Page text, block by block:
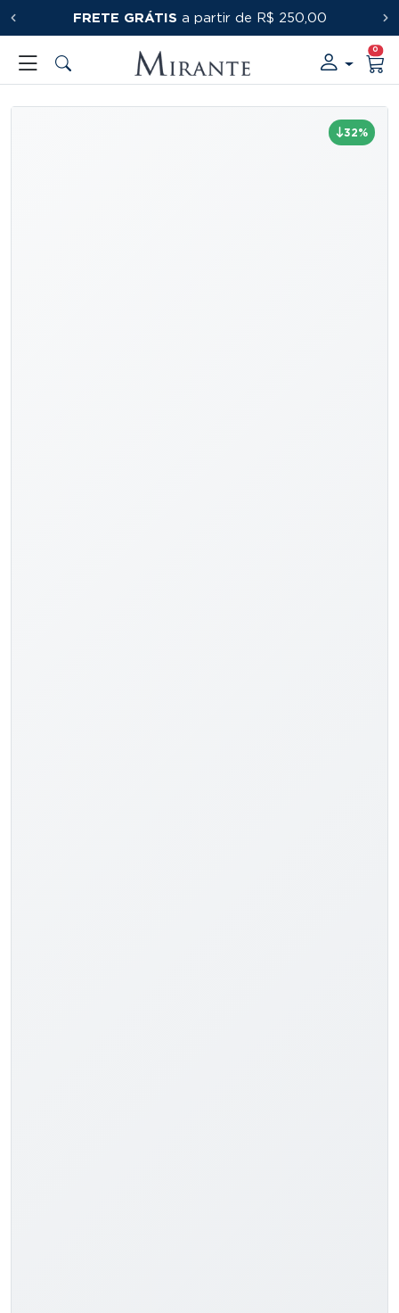
PRIMEIRACOMPRA
FRETE GRÁTIS a partir de R$ 250,00
0
32%